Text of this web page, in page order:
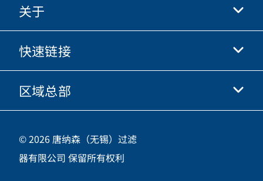
抖音
快手
优酷
微信
关于
关于我们
商业行为准则
职业发展
快速链接
唐纳森电商网站
投资人
供应商
区域总部
中国江苏省无锡市新吴区
新加坡工业园新都路16号，邮编 214028
咨询热线
© 2026 唐纳森（无锡）过滤
器有限公司 保留所有权利